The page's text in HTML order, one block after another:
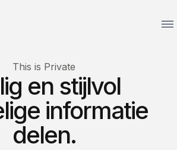
This is Private
en stijlvol
informatie
delen.